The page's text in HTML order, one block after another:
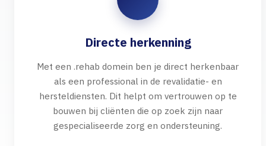
Directe herkenning
Met een .rehab domein ben je direct herkenbaar
als een professional in de revalidatie- en
hersteldiensten. Dit helpt om vertrouwen op te
bouwen bij cliënten die op zoek zijn naar
gespecialiseerde zorg en ondersteuning.